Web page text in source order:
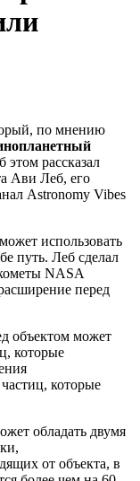
по мнению
этом рассказал
Ави Леб, его
Astronomy Vibes
использовать
путь. Леб сделал
NASA
перед
объектом может
которые
которые
обладать двумя
от объекта, в